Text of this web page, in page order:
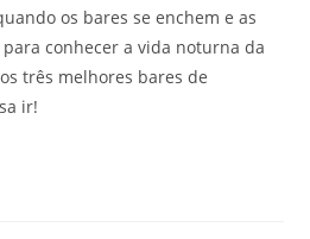
os bares se enchem e as
conhecer a vida noturna da
três melhores bares de
ir!